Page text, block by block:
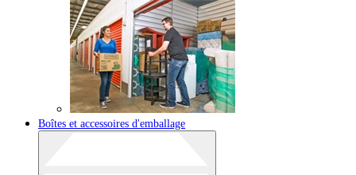
Boîtes et accessoires d'emballage